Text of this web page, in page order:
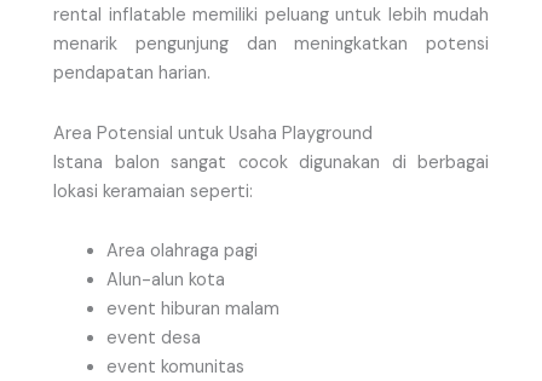
rental inflatable memiliki peluang untuk lebih mudah
menarik pengunjung dan meningkatkan potensi
pendapatan harian.
Area Potensial untuk Usaha Playground
Istana balon sangat cocok digunakan di berbagai
lokasi keramaian seperti:
Area olahraga pagi
Alun-alun kota
event hiburan malam
event desa
event komunitas